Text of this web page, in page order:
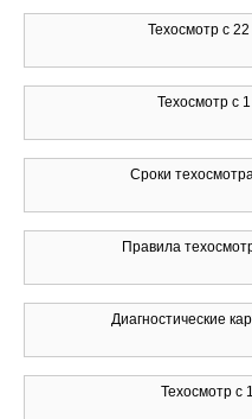
Техосмотр с
Техосмотр с
Сроки
Правила
Диагностические
Техосмотр с